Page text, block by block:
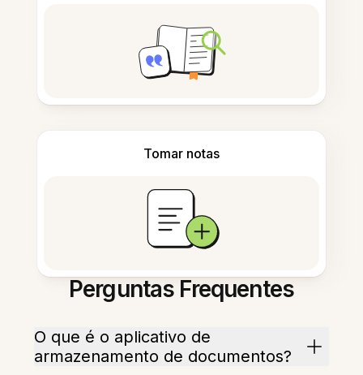
Tomar notas
Perguntas Frequentes
O que é o aplicativo de
armazenamento de documentos?